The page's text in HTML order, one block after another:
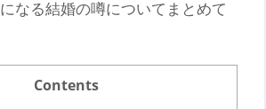
なる結婚の噂についてまとめて
Contents